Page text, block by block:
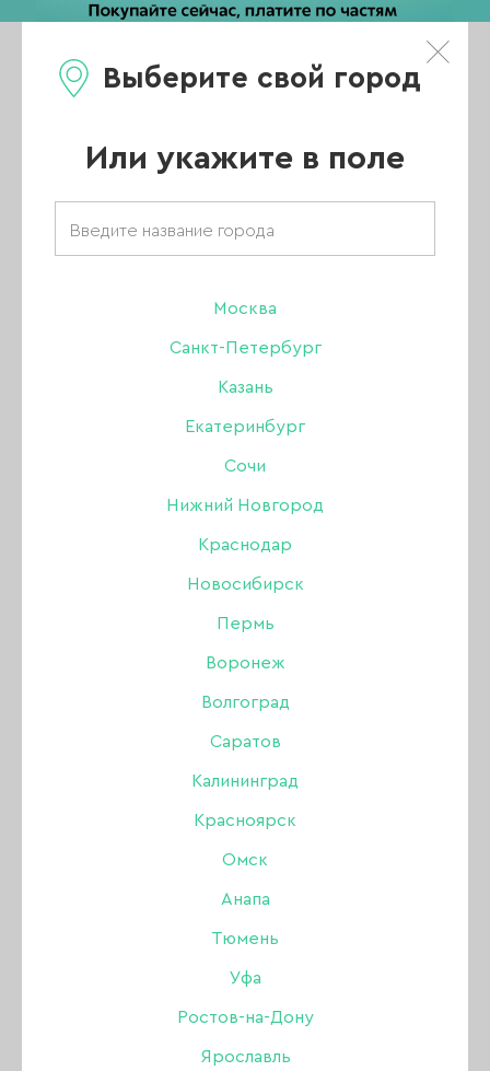
Выберите свой город
Или укажите в поле
Москва
Санкт-Петербург
Казань
Екатеринбург
Сочи
Нижний Новгород
Краснодар
Новосибирск
Пермь
Воронеж
Волгоград
Саратов
Калининград
Красноярск
Омск
Анапа
Тюмень
Уфа
Ростов-на-Дону
Ярославль
Каталог
Главная/
Каталог/
Опция гели/
камуфлирующий №7,